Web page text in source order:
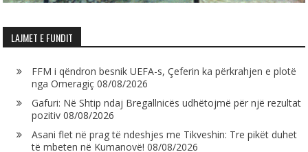
LAJMET E FUNDIT
FFM i qëndron besnik UEFA-s, Çeferin ka përkrahjen e plotë
nga Omeragiç 08/08/2026
Gafuri: Në Shtip ndaj Bregallnicës udhëtojmë për një rezultat
pozitiv 08/08/2026
Asani flet në prag të ndeshjes me Tikveshin: Tre pikët duhet
të mbeten në Kumanovë! 08/08/2026